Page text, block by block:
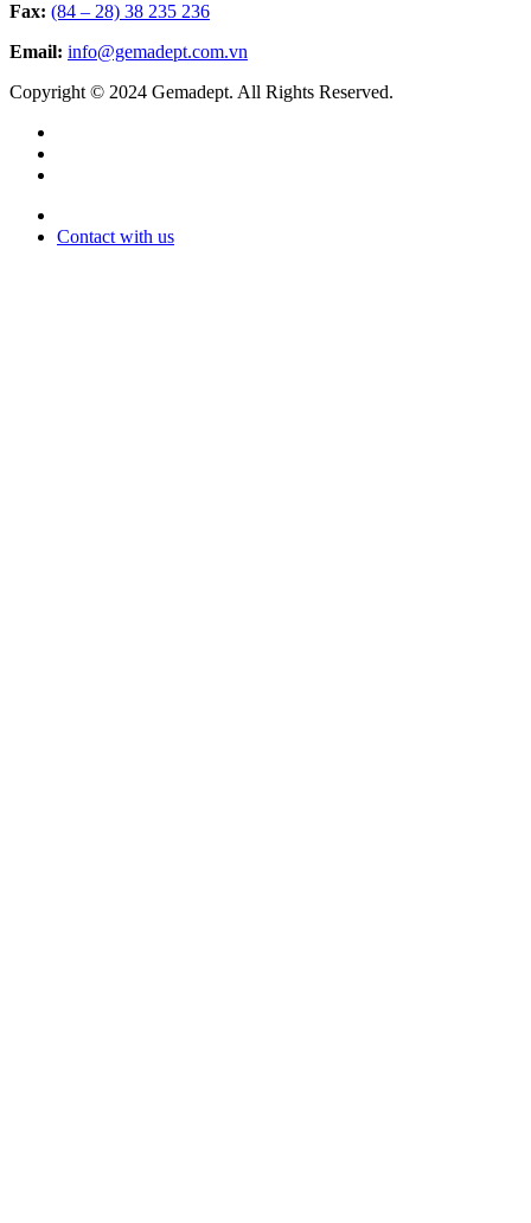
Fax: (84 – 28) 38 235 236
Email: info@gemadept.com.vn
Copyright © 2024 Gemadept. All Rights Reserved.
Contact with us